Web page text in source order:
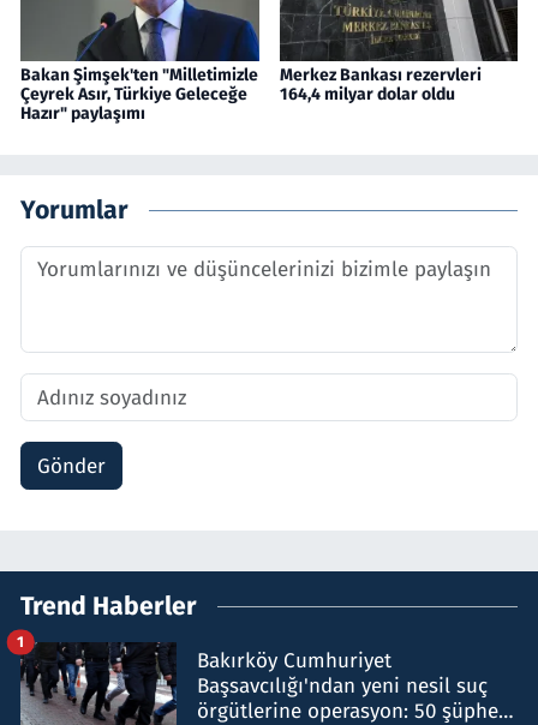
Bakan Şimşek'ten "Milletimizle
Çeyrek Asır, Türkiye Geleceğe
Hazır" paylaşımı
Merkez Bankası rezervleri
164,4 milyar dolar oldu
Yorumlar
Gönder
Trend Haberler
Bakırköy Cumhuriyet
Başsavcılığı'ndan yeni nesil suç
örgütlerine operasyon: 50 şüpheli
1